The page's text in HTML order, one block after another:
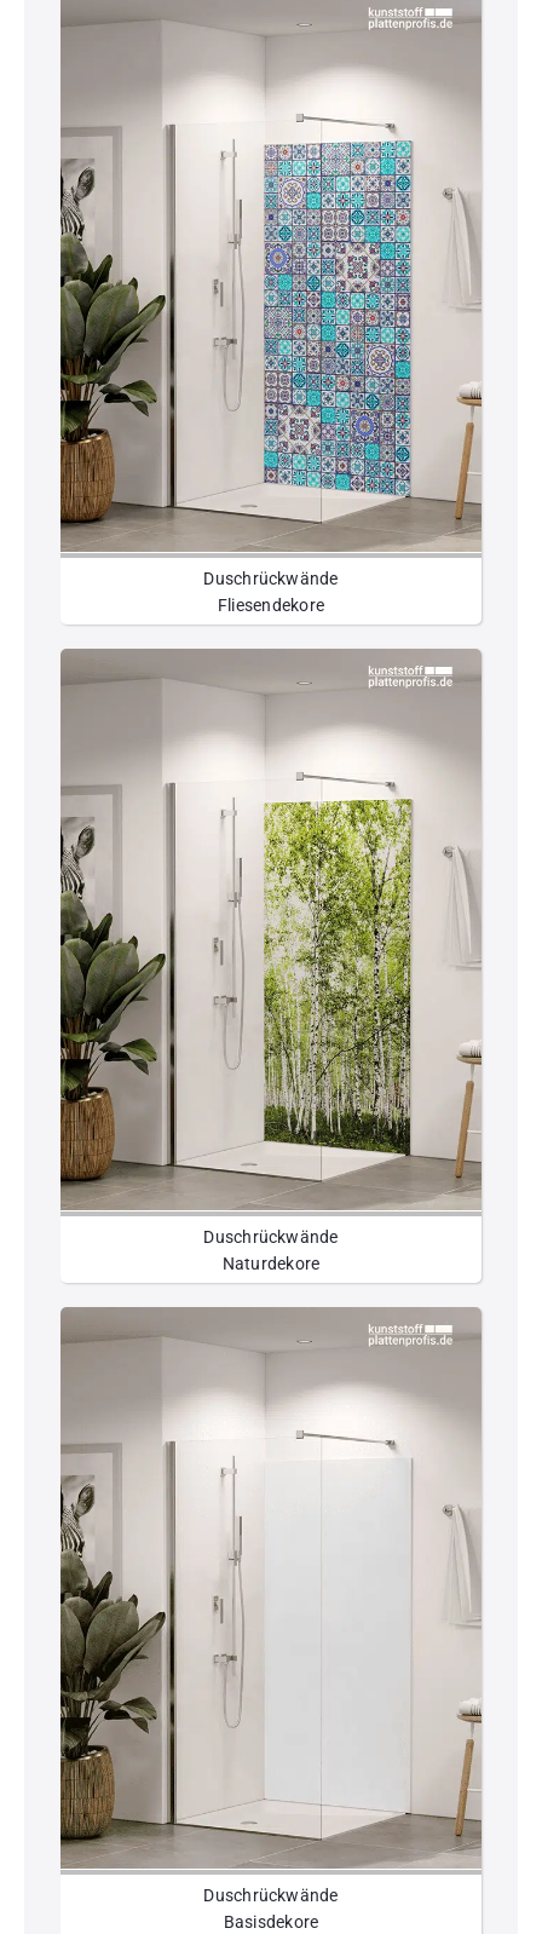
Duschrückwände
Fliesendekore
Duschrückwände
Naturdekore
Duschrückwände
Basisdekore